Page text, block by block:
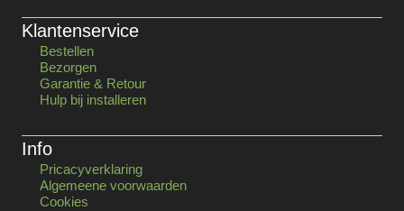
Klantenservice
Bestellen
Bezorgen
Garantie & Retour
Hulp bij installeren
Info
Pricacyverklaring
Algemeene voorwaarden
Cookies